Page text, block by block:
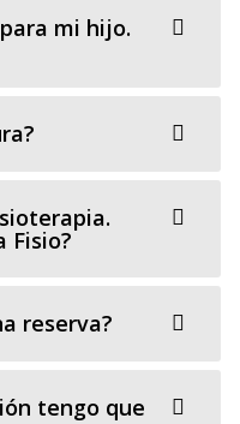
mi hijo.
Fisio?
reserva?
tengo que